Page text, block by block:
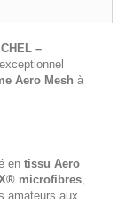
–
Aero Mesh à
en tissu Aero
microfibres,
amateurs aux